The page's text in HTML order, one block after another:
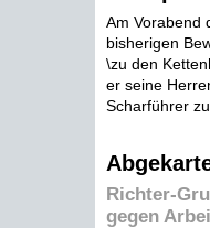
Am Vorabend
bisherigen
\zu den
er seine
Scharführer
Richter-
gegen